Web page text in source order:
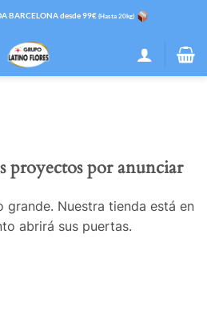
BARCELONA desde 99€ (Hasta 20kg)
proyectos por anunciar
grande. Nuestra tienda está en
abrirá sus puertas.